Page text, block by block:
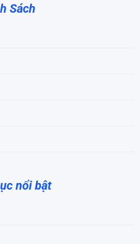
Sách
nổi bật